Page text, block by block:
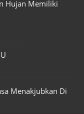
Hujan Memiliki
Menakjubkan Di